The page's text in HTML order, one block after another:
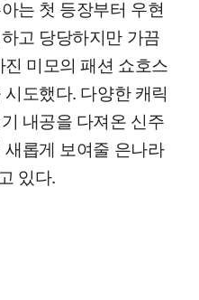
는 첫 등장부터 우현
고 당당하지만 가끔
미모의 패션 쇼호스
도했다. 다양한 캐릭
내공을 다져온 신주
롭게 보여줄 은나라
있다.